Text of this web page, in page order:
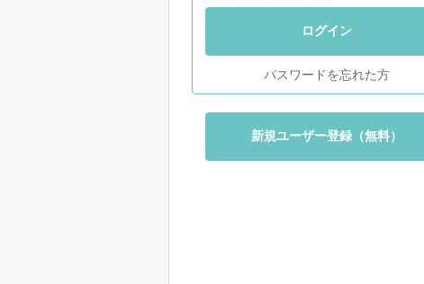
ログイン
パスワードを忘れた方
新規ユーザー登録（無料）